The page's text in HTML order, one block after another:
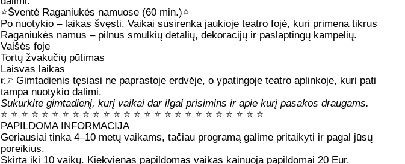
⭐Šventė Raganiukės namuose (60 min.)⭐
Po nuotykio – laikas švęsti. Vaikai susirenka jaukioje teatro fojė, kuri primena tikrus
Raganiukės namus – pilnus smulkių detalių, dekoracijų ir paslaptingų kampelių.
Vaišės foje
Tortų žvakučių pūtimas
Laisvas laikas
👉 Gimtadienis tęsiasi ne paprastoje erdvėje, o ypatingoje teatro aplinkoje, kuri pati
tampa nuotykio dalimi.
Sukurkite gimtadienį, kurį vaikai dar ilgai prisimins ir apie kurį pasakos draugams.
⭐ ⭐ ⭐ ⭐ ⭐ ⭐ ⭐ ⭐ ⭐ ⭐ ⭐ ⭐ ⭐ ⭐ ⭐ ⭐ ⭐ ⭐ ⭐ ⭐ ⭐ ⭐ ⭐ ⭐ ⭐ ⭐
PAPILDOMA INFORMACIJA
Geriausiai tinka 4–10 metų vaikams, tačiau programą galime pritaikyti ir pagal jūsų
poreikius.
Skirta iki 10 vaikų. Kiekvienas papildomas vaikas kainuoja papildomai 20 Eur.